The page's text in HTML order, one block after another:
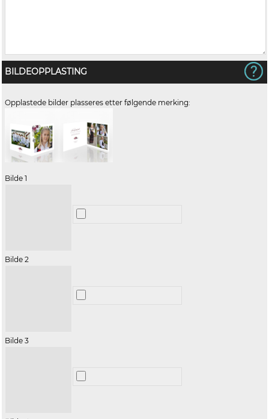
BILDEOPPLASTING
Opplastede bilder plasseres etter følgende merking:
Bilde 1
Bilde 2
Bilde 3